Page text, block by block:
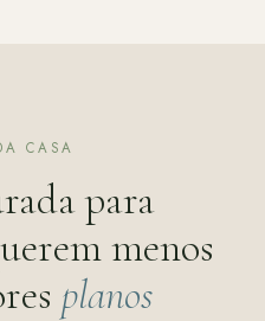
CASA
para
menos
planos